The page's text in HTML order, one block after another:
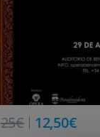
25€ 12,50€